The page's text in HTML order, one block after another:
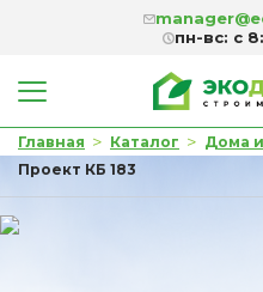
пн-вс: с
Главная > Каталог > Дома
Проект КБ 183